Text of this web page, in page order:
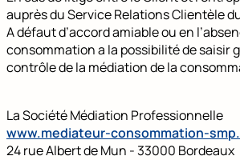
auprès du Service Relations Clientèle
A défaut d’accord amiable ou en
consommation a la possibilité de saisir
contrôle de la médiation de la
La Société Médiation Professionnelle
www.mediateur-consommation-
24 rue Albert de Mun - 33000 Bordeaux